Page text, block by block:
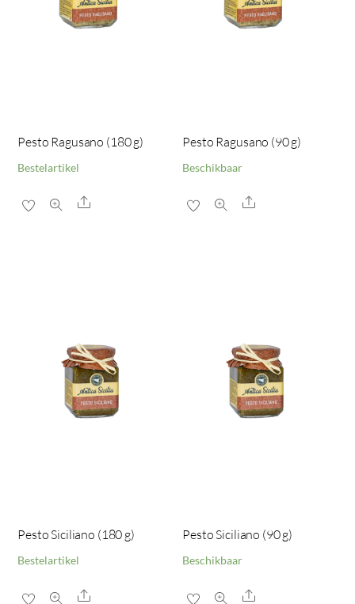
Pesto Ragusano (180 g)
Bestelartikel
Share
Pesto Ragusano (90 g)
Beschikbaar
Share
Pesto Siciliano (180 g)
Bestelartikel
Share
Pesto Siciliano (90 g)
Beschikbaar
Share